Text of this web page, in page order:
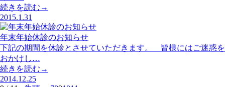
続きを読む→
2015.1.31
年末年始休診のお知らせ
下記の期間を休診とさせていただきます。 皆様にはご迷惑を
おかけし…
続きを読む→
2014.12.25